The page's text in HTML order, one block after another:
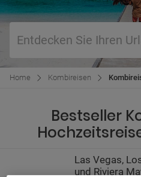
Entdecken Sie Ihren
Home Kombireisen
Bestseller
Las Vegas,
und Riviera